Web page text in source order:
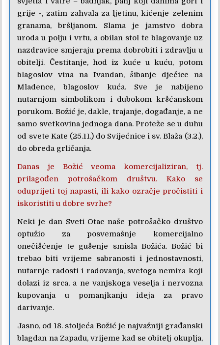
grije -, zatim zahvala za ljetinu, kićenje zelenim
granama, bršljanom. Slama je jamstvo dobra
uroda u polju i vrtu, a obilan stol te blagovanje uz
nazdravice smjeraju prema dobrobiti i zdravlju u
obitelji. Čestitanje, hod iz kuće u kuću, potom
blagoslov vina na Ivandan, šibanje dječice na
Mladence, blagoslov kuća. Sve je nabijeno
nutarnjom simbolikom i dubokom kršćanskom
porukom. Božić je, dakle, trajanje, događanje, a ne
samo svetkovina jednoga dana. Proteže se u duhu
od svete Kate (25.11.) do Svijećnice i sv. Blaža (3.2.),
do obreda grličanja.
Danas je Božić veoma komercijaliziran, tj.
prilagođen potrošačkom društvu. Kako se
oduprijeti toj napasti, ili kako ozračje pročistiti i
iskoristiti u dobre svrhe?
Neki je dan Sveti Otac naše potrošačko društvo
optužio za posvemašnje komercijalno
onečišćenje te gušenje smisla Božića. Božić bi
trebao biti vrijeme sabranosti i jednostavnosti,
nutarnje radosti i radovanja, svetoga nemira koji
dolazi iz srca, a ne vanjskoga veselja i nervozna
kupovanja u pomanjkanju ideja za pravo
darivanje.
Jasno, od 18. stoljeća Božić je najvažniji građanski
blagdan na Zapadu, vrijeme kad se obitelj okuplja,